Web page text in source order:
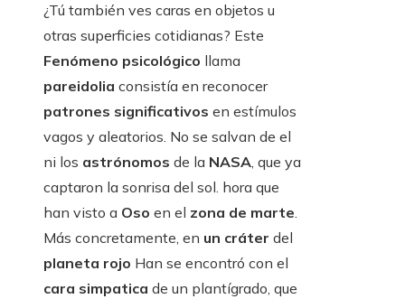
¿Tú también ves caras en objetos u
otras superficies cotidianas? Este
Fenómeno psicológico llama
pareidolia consistía en reconocer
patrones significativos en estímulos
vagos y aleatorios. No se salvan de el
ni los astrónomos de la NASA, que ya
captaron la sonrisa del sol. hora que
han visto a Oso en el zona de marte.
Más concretamente, en un cráter del
planeta rojo Han se encontró con el
cara simpatica de un plantígrado, que